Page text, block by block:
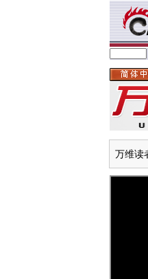
万维读